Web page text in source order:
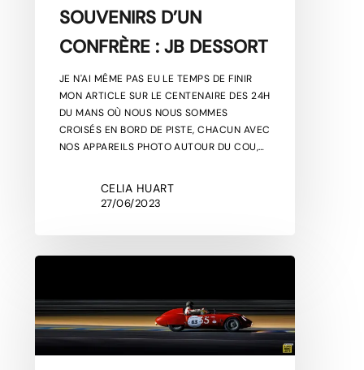
SOUVENIRS D’UN
CONFRÈRE : JB DESSORT
JE N'AI MÊME PAS EU LE TEMPS DE FINIR
MON ARTICLE SUR LE CENTENAIRE DES 24H
DU MANS OÙ NOUS NOUS SOMMES
CROISÉS EN BORD DE PISTE, CHACUN AVEC
NOS APPAREILS PHOTO AUTOUR DU COU,…
CELIA HUART
27/06/2023
LE
CLASSIC
2022
: